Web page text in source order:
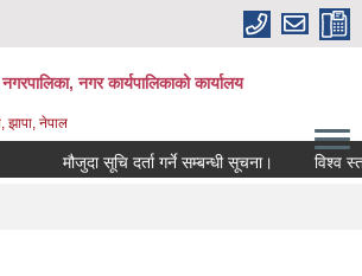
नगर कार्यपालिकाको कार्यालय
झापा, नेपाल
मौजुदा सूचि दर्ता गर्ने सम्बन्धी सूचना। विश्व